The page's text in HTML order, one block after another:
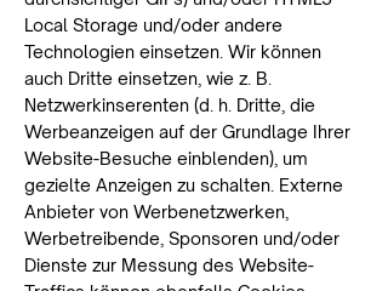
Local Storage und/oder andere
Technologien einsetzen. Wir können
auch Dritte einsetzen, wie z. B.
Netzwerkinserenten (d. h. Dritte, die
Werbeanzeigen auf der Grundlage Ihrer
Website-Besuche einblenden), um
gezielte Anzeigen zu schalten. Externe
Anbieter von Werbenetzwerken,
Werbetreibende, Sponsoren und/oder
Dienste zur Messung des Website-